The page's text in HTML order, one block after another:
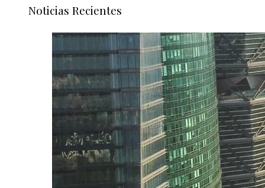
Noticias Recientes